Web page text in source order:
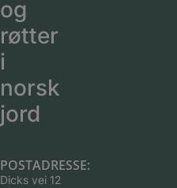
og
røtter
i
norsk
jord
POSTADRESSE:
Dicks vei 12